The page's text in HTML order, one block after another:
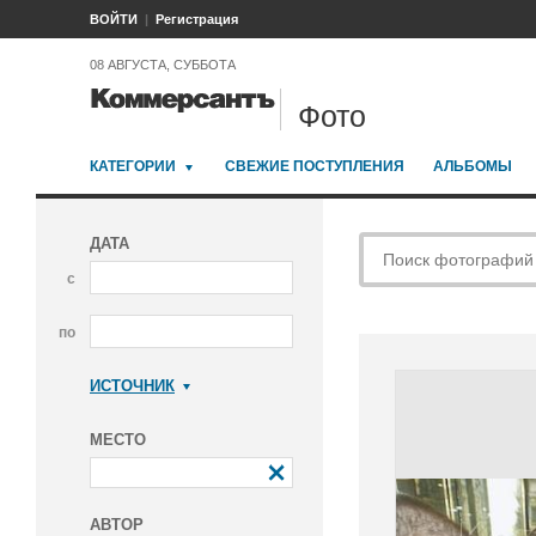
ВОЙТИ Регистрация
08 АВГУСТА, СУББОТА
Фото
КАТЕГОРИИ СВЕЖИЕ ПОСТУПЛЕНИЯ АЛЬБОМЫ
ДАТА
с
по
ИСТОЧНИК
МЕСТО
АВТОР